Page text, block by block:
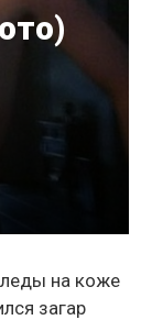
на коже
загар